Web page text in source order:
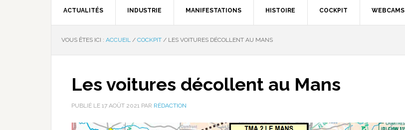
ACTUALITÉS INDUSTRIE MANIFESTATIONS HISTOIRE COCKPIT WEBCAMS
VOUS ÊTES ICI : ACCUEIL / COCKPIT / LES VOITURES DÉCOLLENT AU MANS
Les voitures décollent au Mans
PUBLIÉ LE 17 AOÛT 2021 PAR RÉDACTION